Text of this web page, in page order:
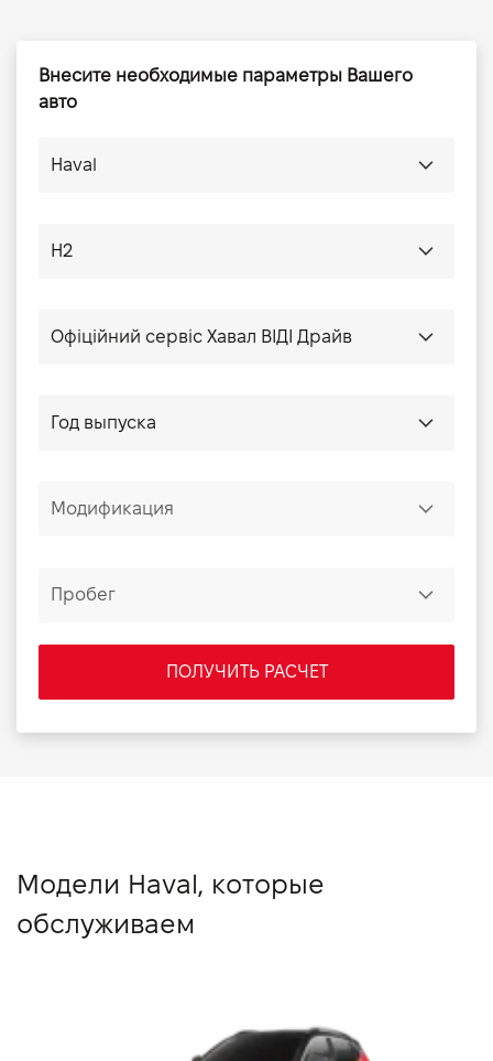
Внесите необходимые параметры Вашего
авто
ПОЛУЧИТЬ РАСЧЕТ
Модели Haval, которые
обслуживаем